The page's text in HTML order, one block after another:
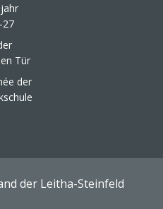
27
Tür
der
der Leitha-Steinfeld